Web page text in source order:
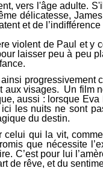
vers l'âge adulte.
délicatesse,
et de l’indifférence
violent de Paul et
laisser peu à peu
visages. Un
aussi : lorsque
les nuits ne sont
du destin.
celui qui la vit,
que nécessite
C’est pour lui
de rêve, et du